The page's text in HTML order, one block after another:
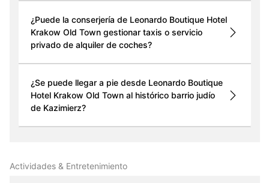
¿Puede la conserjería de Leonardo Boutique Hotel
Krakow Old Town gestionar taxis o servicio
privado de alquiler de coches?
¿Se puede llegar a pie desde Leonardo Boutique
Hotel Krakow Old Town al histórico barrio judío
de Kazimierz?
Actividades & Entretenimiento